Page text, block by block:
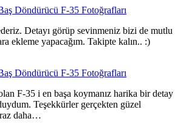
Döndürücü F-35 Fotoğrafları
Detayı görüp sevinmeniz bizi de mutlu
ekleme yapacağım. Takipte kalın.. :)
Döndürücü F-35 Fotoğrafları
F-35 i en başa koymanız harika bir detay
Teşekkürler gerçekten güzel
daha…